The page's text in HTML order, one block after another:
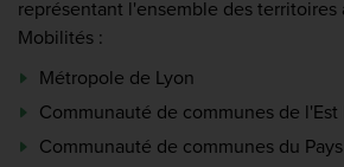
représentant l'ensemble des territoires
Mobilités :
Métropole de Lyon
Communauté de communes de l'Est
Communauté de communes du